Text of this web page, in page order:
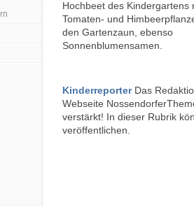
Hochbeet des Kindergartens
Tomaten- und
den Gartenzaun, ebenso
Sonnenblumensamen.
KinderreporterDas
Webseite
verstärkt! In dieser Rubrik
veröffentlichen.